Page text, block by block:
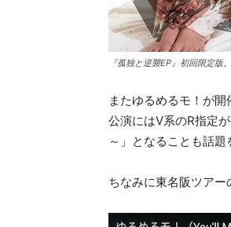
『孤独と逆襲EP』初回限定版。
またゆるめるモ！が
公演にはV系のR指定
～」となることも話題
ちなみに東名阪ツア